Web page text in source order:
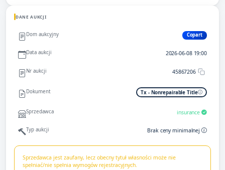
DANE AUKCJI
Dom aukcyjny Copart
Data aukcji 2026-06-08 19:00
Nr aukcji 45867206
Dokument Tx - Nonrepairable Title
Sprzedawca insurance
Typ aukcji Brak ceny minimalnej
Sprzedawca jest zaufany, lecz obecny tytuł własności może nie
spełniać/nie spełnia wymogów rejestracyjnych.